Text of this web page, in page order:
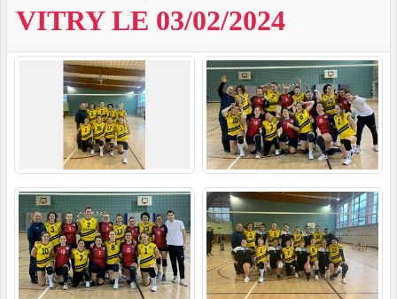
VITRY LE 03/02/2024